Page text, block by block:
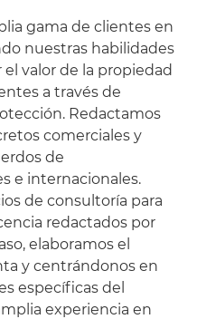
gama de clientes en
nuestras habilidades
valor de la propiedad
a través de
Redactamos
comerciales y
de
e internacionales.
de consultoría para
redactados por
elaboramos el
y centrándonos en
específicas del
experiencia en